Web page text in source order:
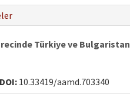
Türkiye ve Bulgaristan
DOI: 10.33419/aamd.703340